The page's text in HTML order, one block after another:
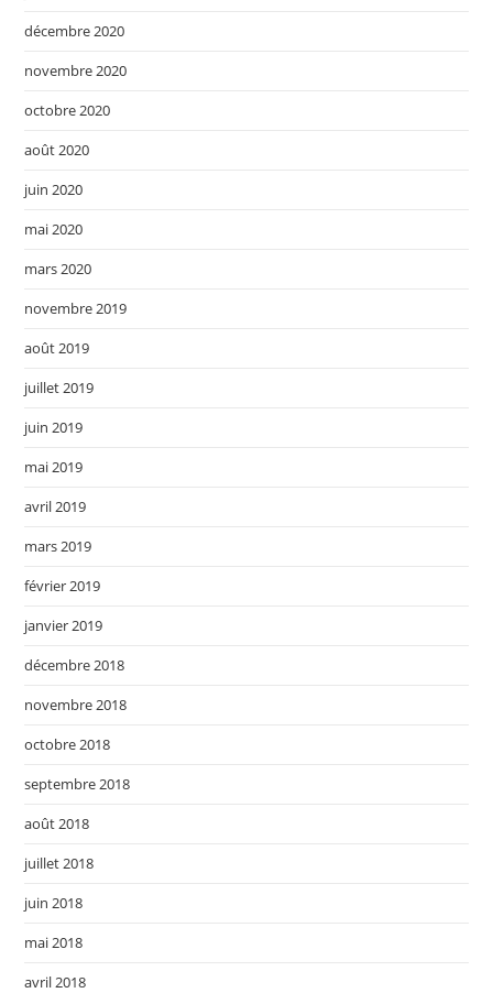
décembre 2020
novembre 2020
octobre 2020
août 2020
juin 2020
mai 2020
mars 2020
novembre 2019
août 2019
juillet 2019
juin 2019
mai 2019
avril 2019
mars 2019
février 2019
janvier 2019
décembre 2018
novembre 2018
octobre 2018
septembre 2018
août 2018
juillet 2018
juin 2018
mai 2018
avril 2018